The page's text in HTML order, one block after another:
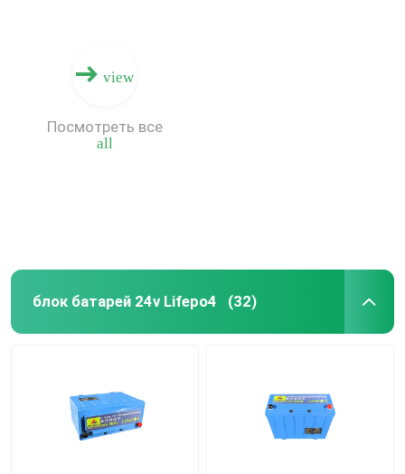
view
all
Посмотреть все
блок батарей 24v Lifepo4 (32)